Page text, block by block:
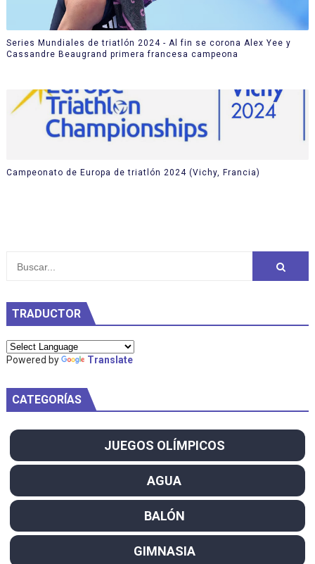
Series Mundiales de triatlón 2024 - Al fin se corona Alex Yee y
Cassandre Beaugrand primera francesa campeona
Campeonato de Europa de triatlón 2024 (Vichy, Francia)
TRADUCTOR
Powered by Translate
CATEGORÍAS
JUEGOS OLÍMPICOS
AGUA
BALÓN
GIMNASIA